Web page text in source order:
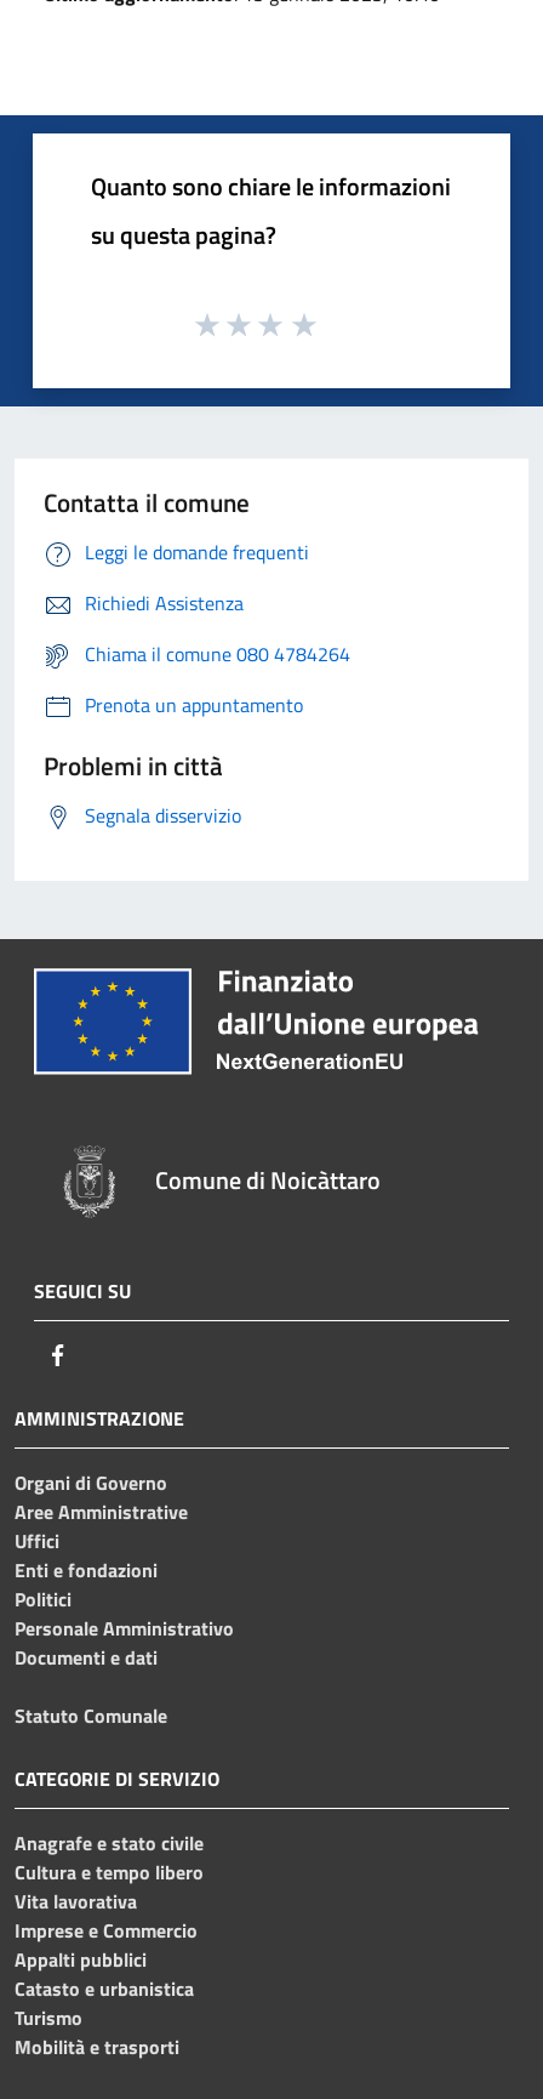
Quanto sono chiare le informazioni
su questa pagina?
Contatta il comune
Leggi le domande frequenti
Richiedi Assistenza
Chiama il comune 080 4784264
Prenota un appuntamento
Problemi in città
Segnala disservizio
Comune di Noicàttaro
SEGUICI SU
AMMINISTRAZIONE
Organi di Governo
Aree Amministrative
Uffici
Enti e fondazioni
Politici
Personale Amministrativo
Documenti e dati
Statuto Comunale
CATEGORIE DI SERVIZIO
Anagrafe e stato civile
Cultura e tempo libero
Vita lavorativa
Imprese e Commercio
Appalti pubblici
Catasto e urbanistica
Turismo
Mobilità e trasporti